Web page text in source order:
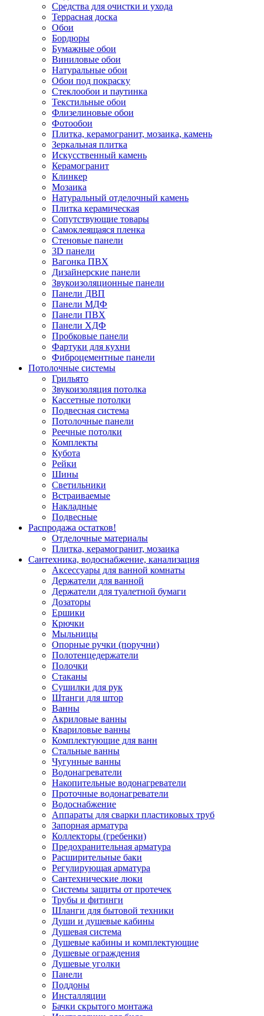
Средства для очистки и ухода
Террасная доска
Обои
Бордюры
Бумажные обои
Виниловые обои
Натуральные обои
Обои под покраску
Стеклообои и паутинка
Текстильные обои
Флизелиновые обои
Фотообои
Плитка, керамогранит, мозаика, камень
Зеркальная плитка
Искусственный камень
Керамогранит
Клинкер
Мозаика
Натуральный отделочный камень
Плитка керамическая
Сопутствующие товары
Самоклеящаяся пленка
Стеновые панели
3D панели
Вагонка ПВХ
Дизайнерские панели
Звукоизоляционные панели
Панели ДВП
Панели МДФ
Панели ПВХ
Панели ХДФ
Пробковые панели
Фартуки для кухни
Фиброцементные панели
Потолочные системы
Грильято
Звукоизоляция потолка
Кассетные потолки
Подвесная система
Потолочные панели
Реечные потолки
Комплекты
Кубота
Рейки
Шины
Светильники
Встраиваемые
Накладные
Подвесные
Распродажа остатков!
Отделочные материалы
Плитка, керамогранит, мозаика
Сантехника, водоснабжение, канализация
Аксессуары для ванной комнаты
Держатели для ванной
Держатели для туалетной бумаги
Дозаторы
Ершики
Крючки
Мыльницы
Опорные ручки (поручни)
Полотенцедержатели
Полочки
Стаканы
Сушилки для рук
Штанги для штор
Ванны
Акриловые ванны
Квариловые ванны
Комплектующие для ванн
Стальные ванны
Чугунные ванны
Водонагреватели
Накопительные водонагреватели
Проточные водонагреватели
Водоснабжение
Аппараты для сварки пластиковых труб
Запорная арматура
Коллекторы (гребенки)
Предохранительная арматура
Расширительные баки
Регулирующая арматура
Сантехнические люки
Системы защиты от протечек
Трубы и фитинги
Шланги для бытовой техники
Души и душевые кабины
Душевая система
Душевые кабины и комплектующие
Душевые ограждения
Душевые уголки
Панели
Поддоны
Инсталляции
Бачки скрытого монтажа